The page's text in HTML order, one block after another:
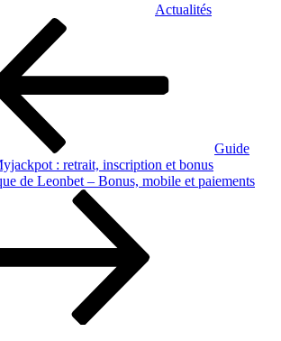
Actualités
Guide
: retrait, inscription et bonus
de Leonbet – Bonus, mobile et paiements